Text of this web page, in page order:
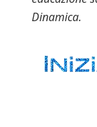
Dinamica.